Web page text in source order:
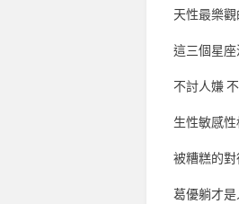
天性最樂
這三個星
不討人嫌
生性敏感
被糟糕的
葛優躺才